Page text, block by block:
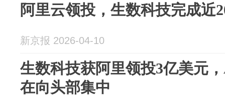
阿里云领投，生数科技完成近
新京报 2026-04-10
生数科技获阿里领投3亿美元
在向头部集中